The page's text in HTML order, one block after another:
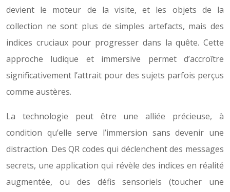
devient le moteur de la visite, et les objets de la
collection ne sont plus de simples artefacts, mais des
indices cruciaux pour progresser dans la quête. Cette
approche ludique et immersive permet d’accroître
significativement l’attrait pour des sujets parfois perçus
comme austères.
La technologie peut être une alliée précieuse, à
condition qu’elle serve l’immersion sans devenir une
distraction. Des QR codes qui déclenchent des messages
secrets, une application qui révèle des indices en réalité
augmentée, ou des défis sensoriels (toucher une